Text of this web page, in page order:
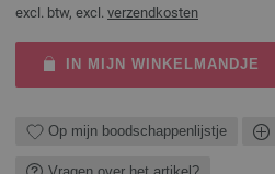
excl. btw, excl. verzendkosten
IN MIJN WINKELMANDJE
Op mijn boodschappenlijstje